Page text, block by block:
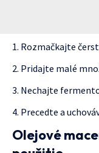
Rozmačkajte
Pridajte malé
Nechajte
Precedte a
Olejové